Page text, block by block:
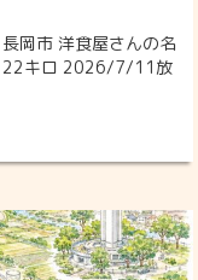
岡市 洋食屋さんの名
キロ 2026/7/11放